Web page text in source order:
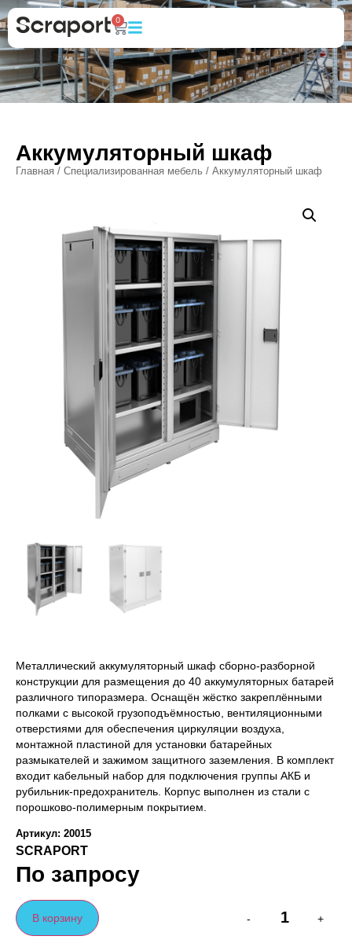
0
Аккумуляторный шкаф
Главная / Специализированная мебель / Аккумуляторный шкаф
Металлический аккумуляторный шкаф сборно-разборной
конструкции для размещения до 40 аккумуляторных батарей
различного типоразмера. Оснащён жёстко закреплёнными
полками с высокой грузоподъёмностью, вентиляционными
отверстиями для обеспечения циркуляции воздуха,
монтажной пластиной для установки батарейных
размыкателей и зажимом защитного заземления. В комплект
входит кабельный набор для подключения группы АКБ и
рубильник-предохранитель. Корпус выполнен из стали с
порошково-полимерным покрытием.
Артикул: 20015
SCRAPORT
По запросу
- +
В корзину